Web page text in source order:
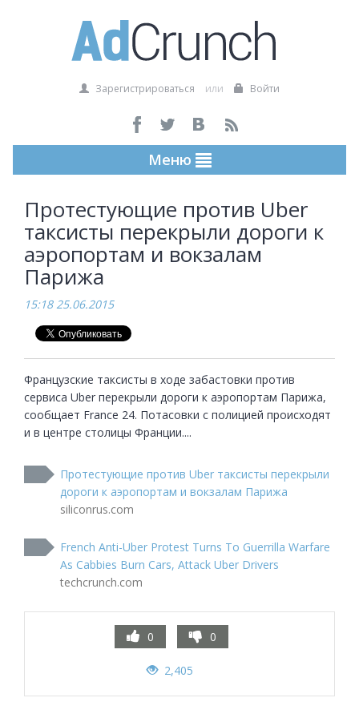
Зарегистрироваться или Войти
Меню
Протестующие против Uber
таксисты перекрыли дороги к
аэропортам и вокзалам
Парижа
15:18 25.06.2015
Французские таксисты в ходе забастовки против
сервиса Uber перекрыли дороги к аэропортам Парижа,
сообщает France 24. Потасовки с полицией происходят
и в центре столицы Франции....
Протестующие против Uber таксисты перекрыли
дороги к аэропортам и вокзалам Парижа
siliconrus.com
French Anti-Uber Protest Turns To Guerrilla Warfare
As Cabbies Burn Cars, Attack Uber Drivers
techcrunch.com
0 0
2,405